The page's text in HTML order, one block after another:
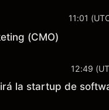
11:01
(CMO)
12:49
la startup de